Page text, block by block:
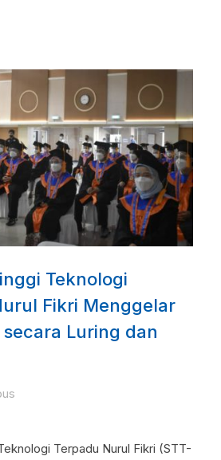
Teknologi
Fikri Menggelar
Luring dan
Terpadu Nurul Fikri (STT-